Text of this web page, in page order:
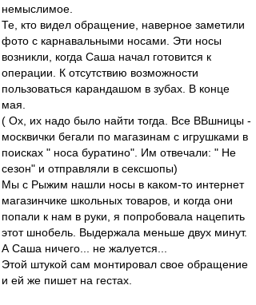
немыслимое.
Те, кто видел обращение, наверное заметили
фото с карнавальными носами. Эти носы
возникли, когда Саша начал готовится к
операции. К отсутствию возможности
пользоваться карандашом в зубах. В конце
мая.
( Ох, их надо было найти тогда. Все ВВшницы -
москвички бегали по магазинам с игрушками в
поисках " носа буратино". Им отвечали: " Не
сезон" и отправляли в сексшопы)
Мы с Рыжим нашли носы в каком-то интернет
магазинчике школьных товаров, и когда они
попали к нам в руки, я попробовала нацепить
этот шнобель. Выдержала меньше двух минут.
А Саша ничего... не жалуется...
Этой штукой сам монтировал свое обращение
и ей же пишет на гестах.